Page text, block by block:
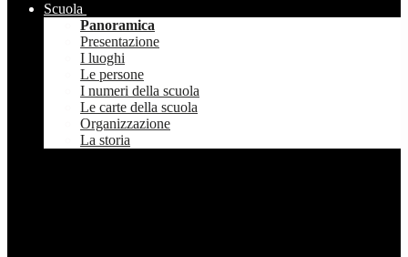
Scuola
Panoramica
Presentazione
I luoghi
Le persone
I numeri della scuola
Le carte della scuola
Organizzazione
La storia